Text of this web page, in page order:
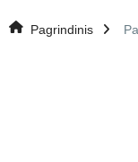
Pagrindinis